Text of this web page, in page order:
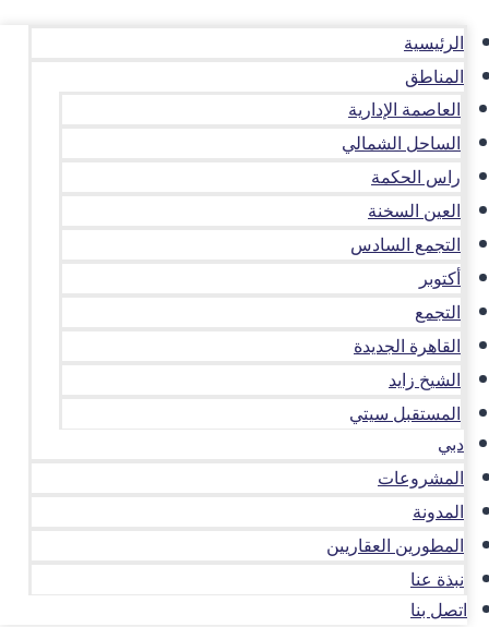
الرئيسية
المناطق
العاصمة الإدارية
الساحل الشمالي
راس الحكمة
العين السخنة
التجمع السادس
أكتوبر
التجمع
القاهرة الجديدة
الشيخ زايد
المستقبل سيتي
دبي
المشروعات
المدونة
المطورين العقاريين
نبذة عنا
اتصل بنا